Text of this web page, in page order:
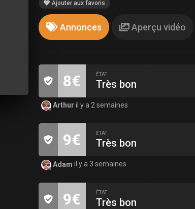
Ajouter aux favoris
Annonces Aperçu vidéo
8€ ÉTAT
Très bon
Arthur il y a 2 semaines
9€ ÉTAT
Très bon
Adam il y a 3 semaines
9€ ÉTAT
Très bon